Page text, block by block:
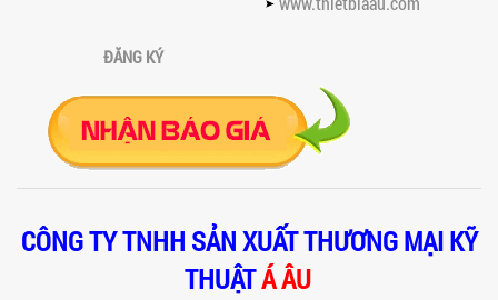
Khám phá thiết kế bồn khuấy sàn thao
VÌ SAO CÁC XƯỞNG SƠN NÊN CHỌN MÁY
CHIẾT RÓT SƠN 1 VÒI CỦA Á ÂU?
Khám phá lý do vì sao máy chiết rót sơn
1 vòi của Á Âu là lựa chọn hàng đầu
cho các xưởng sơn: chính xác, tiết...
BÊN TRONG NHÀ MÁY Á ÂU: HÀNH TRÌNH
TẠO NÊN NHỮNG CHIẾC BỒN KHUẤY INOX
ĐẠT CHUẨN
Khám phá quy trình gia công bồn khuấy
ĐĂNG KÝ
CÔNG TY TNHH SẢN XUẤT THƯƠNG MẠI KỸ
THUẬTÁ ÂU